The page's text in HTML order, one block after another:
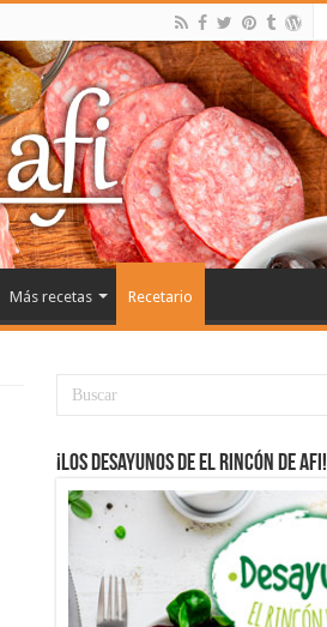
Más recetas Recetario
¡Los desayunos de El Rincón de Afi!